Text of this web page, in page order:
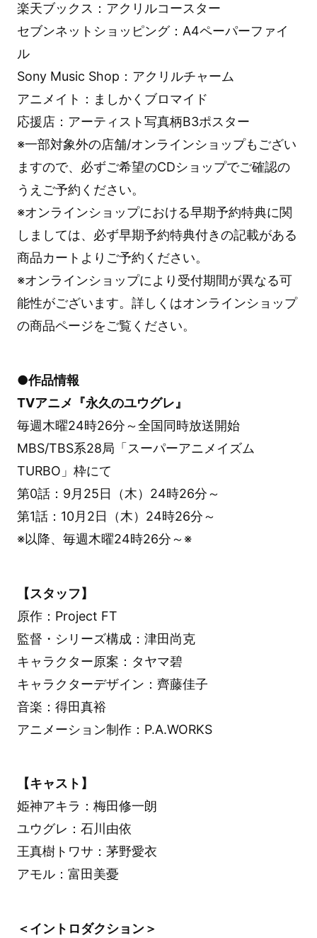
楽天ブックス：アクリルコースター
セブンネットショッピング：A4ペーパーファイ
ル
Sony Music Shop：アクリルチャーム
アニメイト：ましかくブロマイド
応援店：アーティスト写真柄B3ポスター
※一部対象外の店舗/オンラインショップもござい
ますので、必ずご希望のCDショップでご確認の
うえご予約ください。
※オンラインショップにおける早期予約特典に関
しましては、必ず早期予約特典付きの記載がある
商品カートよりご予約ください。
※オンラインショップにより受付期間が異なる可
能性がございます。詳しくはオンラインショップ
の商品ページをご覧ください。
●作品情報
TVアニメ『永久のユウグレ』
毎週木曜24時26分～全国同時放送開始
MBS/TBS系28局「スーパーアニメイズム
TURBO」枠にて
第0話：9月25日（木）24時26分～
第1話：10月2日（木）24時26分～
※以降、毎週木曜24時26分～※
【スタッフ】
原作：Project FT
監督・シリーズ構成：津田尚克
キャラクター原案：タヤマ碧
キャラクターデザイン：齊藤佳子
音楽：得田真裕
アニメーション制作：P.A.WORKS
【キャスト】
姫神アキラ：梅田修一朗
ユウグレ：石川由依
王真樹トワサ：茅野愛衣
アモル：富田美憂
＜イントロダクション＞